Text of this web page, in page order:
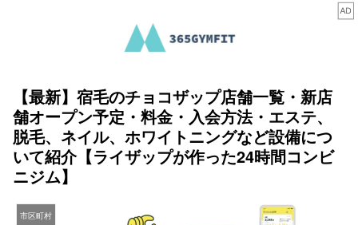
【最新】宿毛のチョコザップ店舗一覧・新店
舗オープン予定・料金・入会方法・エステ、
脱毛、ネイル、ホワイトニングなど設備につ
いて紹介【ライザップが作った24時間コンビ
ニジム】
市区町村